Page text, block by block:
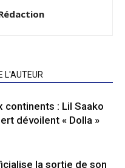
L'AUTEUR
continents : Lil Saako
dévoilent « Dolla »
la sortie de son